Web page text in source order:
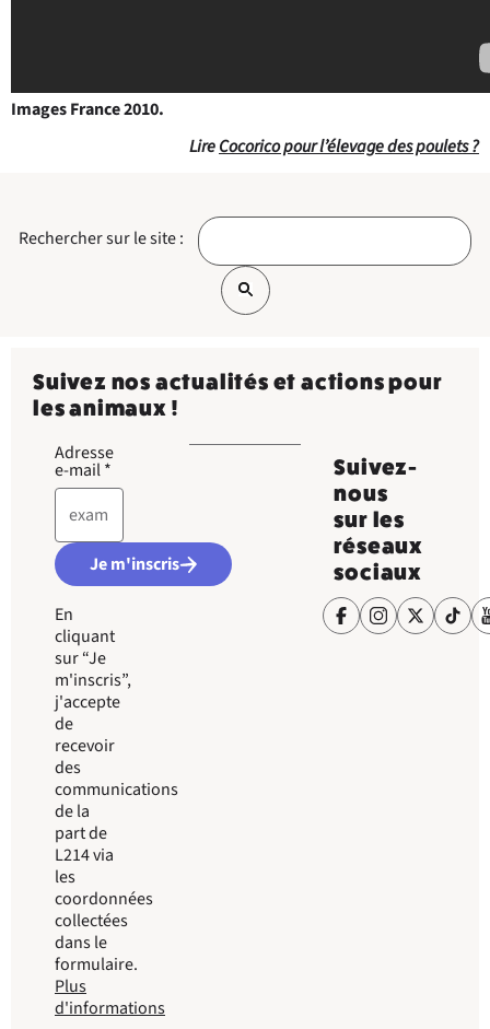
Images France 2010.
LireCocorico pour l’élevage des poulets ?
Rechercher sur le site :
Suivez nos actualités et actions pour
les animaux !
Adresse
e-mail*
Je m'inscris
En
cliquant
sur “Je
m'inscris”,
j'accepte
de
recevoir
des
communications
de la
part de
L214 via
les
coordonnées
collectées
dans le
formulaire.
Plus
d'informations
Suivez-
nous
sur les
réseaux
sociaux